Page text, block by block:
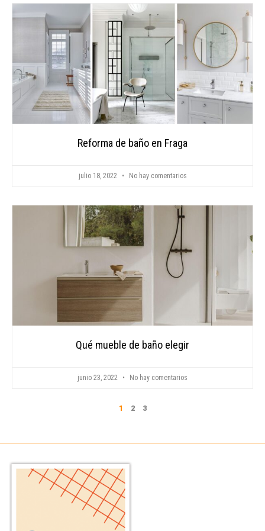
Reforma de baño en Fraga
julio 18, 2022 No hay comentarios
Qué mueble de baño elegir
junio 23, 2022 No hay comentarios
1 2 3